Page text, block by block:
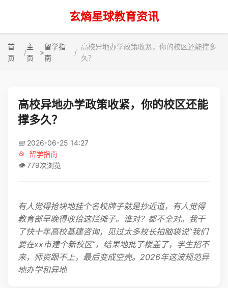
玄熵星球教育资讯
首
页
主
页
>
留学指
南
高校异地办学政策收紧，你的校区还能撑多
久？
高校异地办学政策收紧，你的校区还能
撑多久？
📅 2026-06-25 14:27
📂 留学指南
👁️ 779次浏览
有人觉得抢块地挂个名校牌子就是抄近道，有人觉得
教育部早晚得收拾这烂摊子。谁对？都不全对。我干
了快十年高校基建咨询，见过太多校长拍脑袋说“我们
要在xx市建个新校区”，结果地批了楼盖了，学生招不
来，师资跟不上，最后变成空壳。2026年这波规范异
地办学和异地